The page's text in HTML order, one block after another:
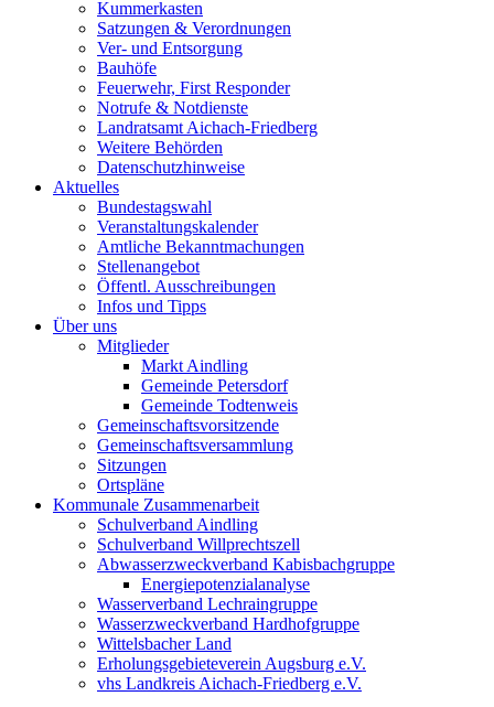
Kummerkasten
Satzungen & Verordnungen
Ver- und Entsorgung
Bauhöfe
Feuerwehr, First Responder
Notrufe & Notdienste
Landratsamt Aichach-Friedberg
Weitere Behörden
Datenschutzhinweise
Aktuelles
Bundestagswahl
Veranstaltungskalender
Amtliche Bekanntmachungen
Stellenangebot
Öffentl. Ausschreibungen
Infos und Tipps
Über uns
Mitglieder
Markt Aindling
Gemeinde Petersdorf
Gemeinde Todtenweis
Gemeinschaftsvorsitzende
Gemeinschaftsversammlung
Sitzungen
Ortspläne
Kommunale Zusammenarbeit
Schulverband Aindling
Schulverband Willprechtszell
Abwasserzweckverband Kabisbachgruppe
Energiepotenzialanalyse
Wasserverband Lechraingruppe
Wasserzweckverband Hardhofgruppe
Wittelsbacher Land
Erholungsgebieteverein Augsburg e.V.
vhs Landkreis Aichach-Friedberg e.V.